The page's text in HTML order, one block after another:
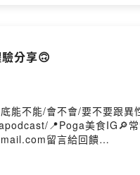
分享🙃
不能/會不會/要不要跟
📍Poga美食IG🔎
留言給回饋